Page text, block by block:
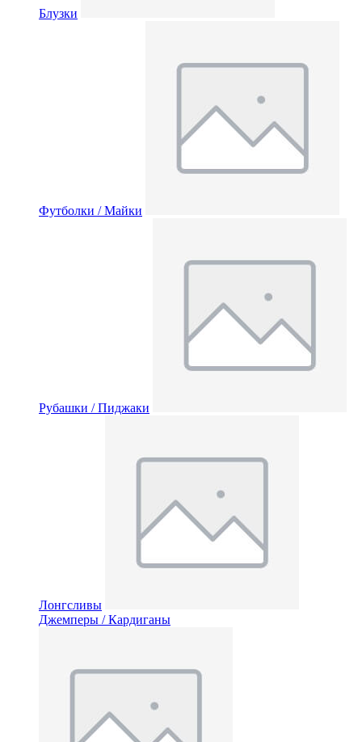
Блузки
Футболки / Майки
Рубашки / Пиджаки
Лонгсливы
Джемперы / Кардиганы